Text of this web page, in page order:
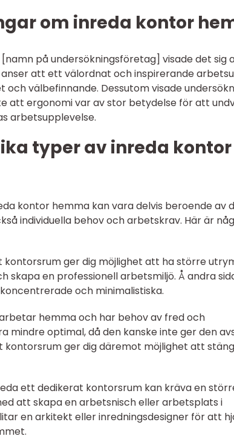
om inreda kontor
på undersökningsföretag] visade det sig
att ett välordnat och inspirerande
välbefinnande. Dessutom visade
att ergonomi var av stor betydelse för att
arbetsupplevelse.
typer av inreda kontor
kontor hemma kan vara delvis beroende av
individuella behov och arbetskrav. Här är
kontorsrum ger dig möjlighet att ha större
skapa en professionell arbetsmiljö. Å andra
och minimalistiska.
hemma och har behov av fred och
mindre optimal, då den kanske inte ger den
kontorsrum ger dig däremot möjlighet att
ett dedikerat kontorsrum kan kräva en
att skapa en arbetsnisch eller arbetsplats i
en arkitekt eller inredningsdesigner för att